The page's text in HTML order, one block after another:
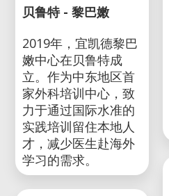
贝鲁特 - 黎巴嫩
2019年，宜凯德黎巴
嫩中心在贝鲁特成
立。作为中东地区首
家外科培训中心，致
力于通过国际水准的
实践培训留住本地人
才，减少医生赴海外
学习的需求。